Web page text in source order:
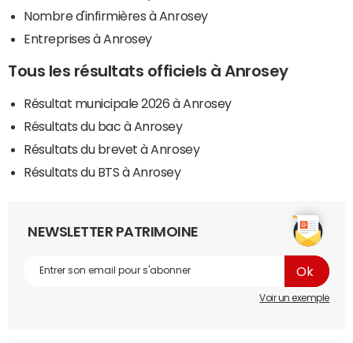
Nombre d'infirmières à Anrosey
Entreprises à Anrosey
Tous les résultats officiels à Anrosey
Résultat municipale 2026 à Anrosey
Résultats du bac à Anrosey
Résultats du brevet à Anrosey
Résultats du BTS à Anrosey
NEWSLETTER PATRIMOINE
Voir un exemple